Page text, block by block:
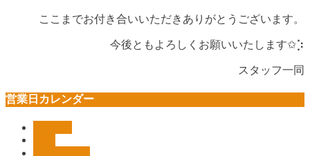
ここまでお付き合いいただきありがとうございます。
今後ともよろしくお願いいたします✩︎⡱
スタッフ一同
営業日カレンダー